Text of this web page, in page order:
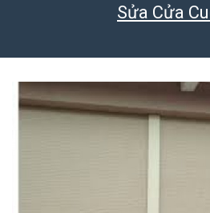
Sửa Cửa